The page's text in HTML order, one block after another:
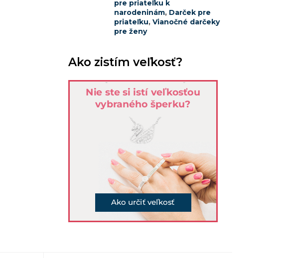
pre priateľku k
narodeninám, Darček pre
priateľku, Vianočné darčeky
pre ženy
Ako zistím veľkosť?